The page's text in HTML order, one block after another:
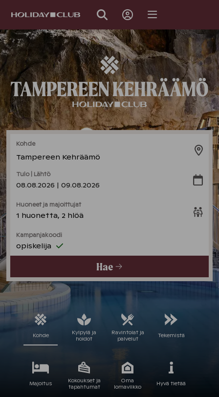
Kohde
Tampereen Kehräämö
Huoneet ja majoittujat
1 huonetta, 2 hlöä
Tulo | Lähtö
08.08.2026 | 09.08.2026
Kampanjakoodi
opiskelija
Hae
Kohde
Kylpylä ja
hoidot
Ravintolat ja
palvelut
Tekemistä
Majoitus
Kokoukset ja
tapahtumat
Oma
lomaviikko
Hyvä tietää